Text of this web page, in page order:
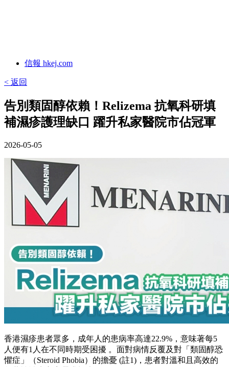
信報 hkej.com
< 返回
告別類固醇依賴！Relizema 抗氧科研填
補濕疹護理缺口 躍升私家醫院市佔冠軍
2026-05-05
香港濕疹患者眾多，成年人的患病率高達22.9%，意味著每5
人便有1人在不同時期受困擾 。面對病情反覆及對「類固醇恐
懼症」（Steroid Phobia）的擔憂 (註1)，患者對溫和且高效的